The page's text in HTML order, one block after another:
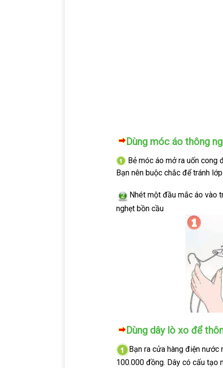
Dùng móc áo thông
Bẻ móc áo mở ra uốn cong
Bạn nên buộc chắc để tránh
Nhét một đầu mắc áo vào
nghẹt bồn cầu
Dùng dây lò xo để
Bạn ra cửa hàng điện
100.000 đồng. Dây có cấu tạo